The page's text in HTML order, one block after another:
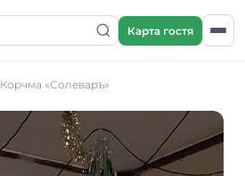
Карта гостя
Корчма «Солеваръ»